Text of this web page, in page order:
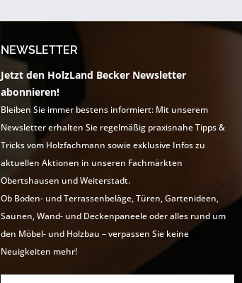
NEWSLETTER
Jetzt den HolzLand Becker Newsletter
abonnieren!
Bleiben Sie immer bestens informiert: Mit unserem
Newsletter erhalten Sie regelmäßig praxisnahe Tipps &
Tricks vom Holzfachmann sowie exklusive Infos zu
aktuellen Aktionen in unseren Fachmärkten
Obertshausen und Weiterstadt.
Ob Boden- und Terrassenbeläge, Türen, Gartenideen,
Saunen, Wand- und Deckenpaneele oder alles rund um
den Möbel- und Holzbau – verpassen Sie keine
Neuigkeiten mehr!